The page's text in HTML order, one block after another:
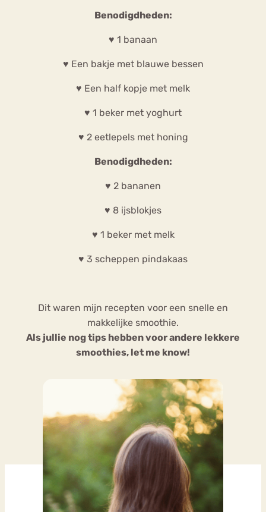
Benodigdheden:
♥ 1 banaan
♥ Een bakje met blauwe bessen
♥ Een half kopje met melk
♥ 1 beker met yoghurt
♥ 2 eetlepels met honing
Benodigdheden:
♥ 2 bananen
♥ 8 ijsblokjes
♥ 1 beker met melk
♥ 3 scheppen pindakaas
Dit waren mijn recepten voor een snelle en
makkelijke smoothie.
Als jullie nog tips hebben voor andere lekkere
smoothies, let me know!